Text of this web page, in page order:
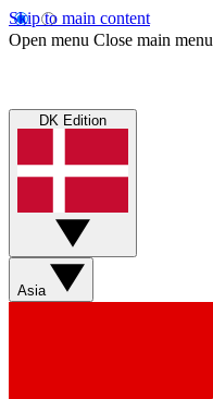
Skip to main content
Open menu Close main menu
DK Edition
Asia